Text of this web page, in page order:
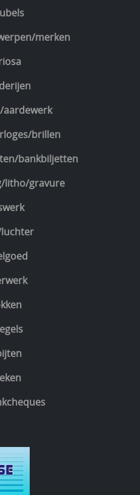
merken
brillen
bankbiljetten
litho/gravure